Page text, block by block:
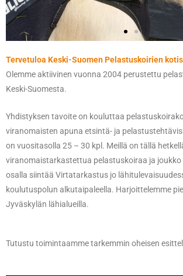
Tervetuloa Keski-Suomen Pelastuskoirien
Olemme aktiivinen vuonna 2004 perustettu
Keski-Suomesta.
Yhdistyksen tavoite on kouluttaa
viranomaisten apuna etsintä- ja
on vuositasolla 25 – 30 kpl. Meillä on tällä
viranomaistarkastettua pelastuskoiraa ja joukko
osalla siintää Virtatarkastus jo
koulutuspolun alkutaipaleella. Harjoittelemme
Jyväskylän lähialueilla.
Tutustu toimintaamme tarkemmin oheisen